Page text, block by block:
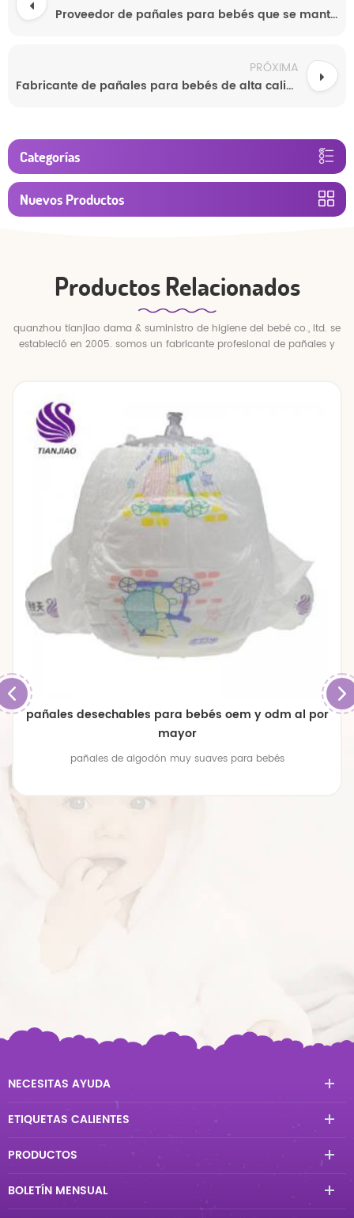
Proveedor de pañales para bebés que se mantienen secos toda la noche
PRÓXIMA
Fabricante de pañales para bebés de alta calidad
Categorías
Nuevos Productos
Productos Relacionados
quanzhou tianjiao dama & suministro de higiene del bebé co., ltd. se
estableció en 2005. somos un fabricante profesional de pañales y
pañales de bebé transpirables de gran tamaño
premium
pañales de bebé transpirables de gran tamaño premium
NECESITAS AYUDA
ETIQUETAS CALIENTES
PRODUCTOS
BOLETÍN MENSUAL